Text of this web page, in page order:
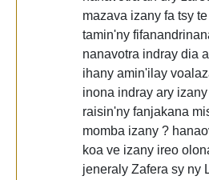
mazava izany fa tsy
tamin'ny
nanavotra indray dia
ihany amin'ilay
inona indray ary
raisin'ny fanjakana
momba izany ?
koa ve izany ireo
jeneraly Zafera sy ny